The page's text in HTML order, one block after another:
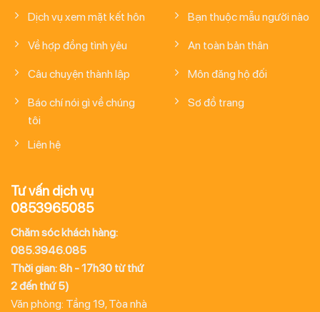
Dịch vụ xem mặt kết hôn
Về hợp đồng tình yêu
Câu chuyện thành lập
Báo chí nói gì về chúng
tôi
Liên hệ
Bạn thuộc mẫu người nào
An toàn bản thân
Môn đăng hộ đối
Sơ đồ trang
Tư vấn dịch vụ
0853965085
Chăm sóc khách hàng:
085.3946.085
Thời gian: 8h - 17h30 từ thứ
2 đến thứ 5)
Văn phòng: Tầng 19, Tòa nhà